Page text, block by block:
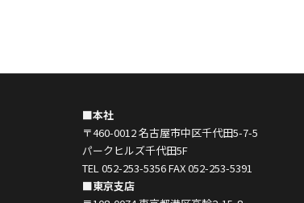
■本社
〒460-0012 名古屋市中区千代田5-7-5
パークヒルズ千代田5F
TEL 052-253-5356 FAX 052-253-5391
■東京支店